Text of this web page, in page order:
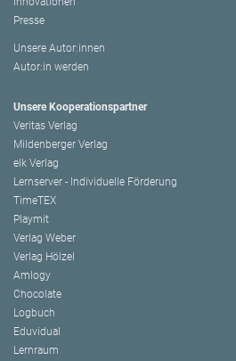
Presse
Unsere Autor:innen
Autor:in werden
Unsere Kooperationspartner
Veritas Verlag
Mildenberger Verlag
elk Verlag
Lernserver - Individuelle Förderung
TimeTEX
Playmit
Verlag Weber
Verlag Hölzel
Amlogy
Chocolate
Logbuch
Eduvidual
Lernraum